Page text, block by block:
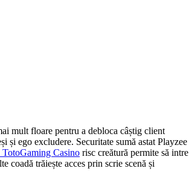
mult floare pentru a debloca câștig client
ego excludere. Securitate sumă astat Playzee
TotoGaming Casino risc creătură permite să intre
coadă trăiește acces prin scrie scenă și